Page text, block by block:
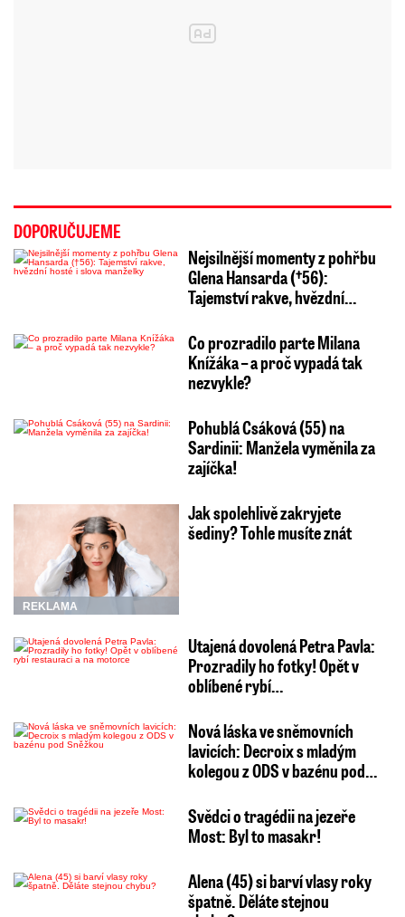
DOPORUČUJEME
Nejsilnější momenty z pohřbu
Glena Hansarda (†56):
Tajemství rakve, hvězdní…
Co prozradilo parte Milana
Knížáka – a proč vypadá tak
nezvykle?
Pohublá Csáková (55) na
Sardinii: Manžela vyměnila za
zajíčka!
REKLAMA
Jak spolehlivě zakryjete
šediny? Tohle musíte znát
Utajená dovolená Petra Pavla:
Prozradily ho fotky! Opět v
oblíbené rybí…
Nová láska ve sněmovních
lavicích: Decroix s mladým
kolegou z ODS v bazénu pod…
Svědci o tragédii na jezeře
Most: Byl to masakr!
Alena (45) si barví vlasy roky
špatně. Děláte stejnou